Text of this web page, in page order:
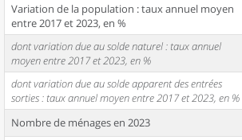
Variation de la population : taux annuel moyen
entre 2017 et 2023, en %
dont variation due au solde naturel : taux annuel
moyen entre 2017 et 2023, en %
dont variation due au solde apparent des entrées
sorties : taux annuel moyen entre 2017 et 2023, en %
Nombre de ménages en 2023